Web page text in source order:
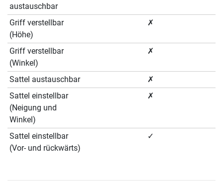
austauschbar
Griff verstellbar
(Höhe)
✗
Griff verstellbar
(Winkel)
✗
Sattel austauschbar
✗
Sattel einstellbar
(Neigung und
Winkel)
✗
Sattel einstellbar
(Vor- und rückwärts)
✓